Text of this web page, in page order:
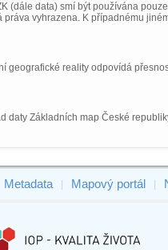
(dále data) smí být používána
vyhrazena. K případnému
geografické reality odpovídá
daty Základních map České
Metadata Mapový portál